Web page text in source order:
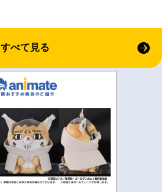
すべて見る